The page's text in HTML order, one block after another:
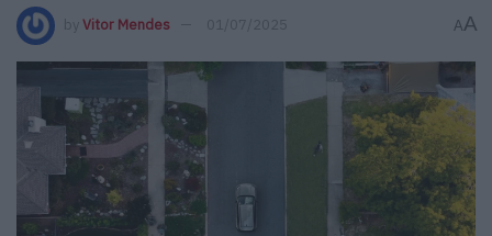
by Vitor Mendes 01/07/2025 AA